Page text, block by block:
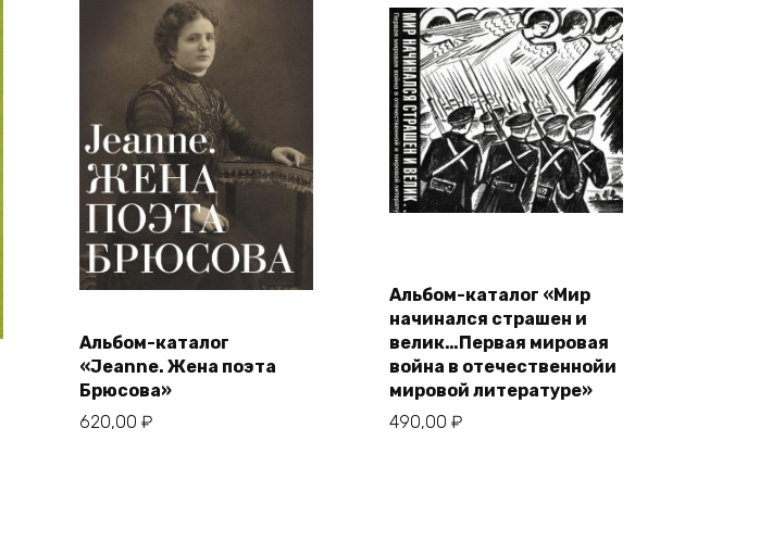
В корзину
Альбом-каталог
«Jeanne. Жена поэта
Брюсова»
620,00 ₽
Альбом-каталог «Мир
начинался страшен и
велик…Первая мировая
война в отечественнойи
мировой литературе»
490,00 ₽